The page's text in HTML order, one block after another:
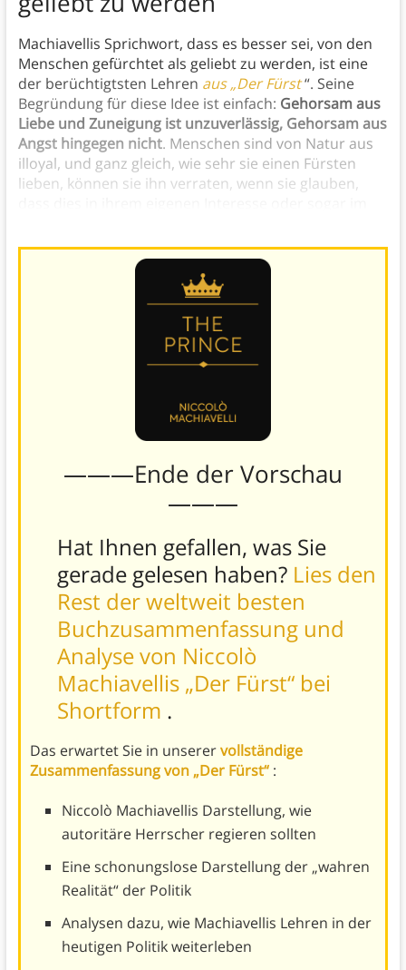
Machiavellis Sprichwort, dass es besser sei, von den
Menschen gefürchtet als geliebt zu werden, ist eine
der berüchtigtsten Lehren aus „Der Fürst“. Seine
Begründung für diese Idee ist einfach: Gehorsam aus
Liebe und Zuneigung ist unzuverlässig, Gehorsam aus
Angst hingegen nicht. Menschen sind von Natur aus
illoyal, und ganz gleich, wie sehr sie einen Fürsten
lieben, können sie ihn verraten, wenn sie glauben,
———Ende der Vorschau
———
Hat Ihnen gefallen, was Sie
gerade gelesen haben? Lies den
Rest der weltweit besten
Buchzusammenfassung und
Analyse von Niccolò
Machiavellis „Der Fürst“ bei
Shortform .
Das erwartet Sie in unserervollständige
Zusammenfassung von „Der Fürst“ :
Niccolò Machiavellis Darstellung, wie
autoritäre Herrscher regieren sollten
Eine schonungslose Darstellung der „wahren
Realität“ der Politik
Analysen dazu, wie Machiavellis Lehren in der
heutigen Politik weiterleben